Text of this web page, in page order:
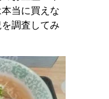
当に買えな
調査してみ